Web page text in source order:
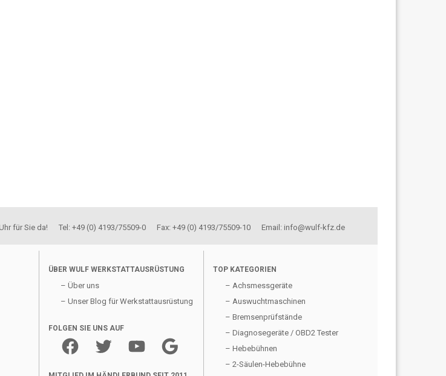
für Sie da! Tel: +49 (0) 4193/75509-0 Fax: +49 (0) 4193/75509-10 Email: info@wulf-kfz.de
ÜBER WULF WERKSTATTAUSRÜSTUNG
– Über uns
– Unser Blog für Werkstattausrüstung
FOLGEN SIE UNS AUF
Facebook Twitter YouTube Google
TOP KATEGORIEN
– Achsmessgeräte
– Auswuchtmaschinen
– Bremsenprüfstände
– Diagnosegeräte / OBD2 Tester
– Hebebühnen
– 2-Säulen-Hebebühne